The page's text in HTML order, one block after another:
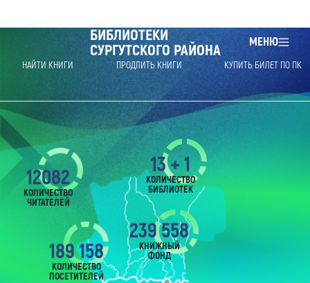
МЕНЮ
БИБЛИОТЕКИ
СУРГУТСКОГО РАЙОНА
НАЙТИ КНИГИ ПРОДЛИТЬ КНИГИ КУПИТЬ БИЛЕТ ПО ПК
12082
КОЛИЧЕСТВО
ЧИТАТЕЛЕЙ
189 158
КОЛИЧЕСТВО
ПОСЕТИТЕЛЕЙ
239 558
КНИЖНЫЙ
ФОНД
13 + 1
КОЛИЧЕСТВО
БИБЛИОТЕК